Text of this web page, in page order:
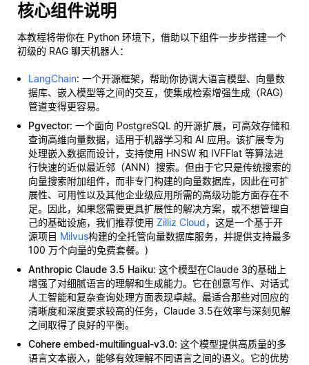
核心组件说明
本教程将带你在 Python 环境下，借助以下组件一步步搭建一个
初级的 RAG 聊天机器人：
LangChain: 一个开源框架，帮助你协调大语言模型、向量数
据库、嵌入模型等之间的交互，使集成检索增强生成（RAG）
管道变得更容易。
Pgvector: 一个面向 PostgreSQL 的开源扩展，可高效存储和
查询高维向量数据，适用于机器学习和 AI 应用。该扩展专为
处理嵌入数据而设计，支持使用 HNSW 和 IVFFlat 等算法进
行快速的近似最近邻（ANN）搜索。但由于它只是传统搜索的
向量搜索附加组件，而非专门构建的向量数据库，因此在可扩
展性、可用性以及其他企业级应用所需的高级功能方面存在不
足。因此，如果您需要更具扩展性的解决方案，或不想管理自
己的基础设施，我们推荐使用 Zilliz Cloud，这是一个基于开
源项目 Milvus构建的全托管向量数据库服务，并提供支持最多
100 万个向量的免费套餐。)
Anthropic Claude 3.5 Haiku: 这个模型在Claude 3的基础上
增强了对细腻语言的理解和生成能力。它在创意写作、对话式
人工智能和复杂查询处理方面表现卓越。最适合那些对回应的
清晰度和深度要求较高的任务，Claude 3.5在效率与深刻见解
之间取得了良好的平衡。
Cohere embed-multilingual-v3.0: 这个模型提供高质量的多
语言文本嵌入，能够有效理解不同语言之间的语义。它的优势